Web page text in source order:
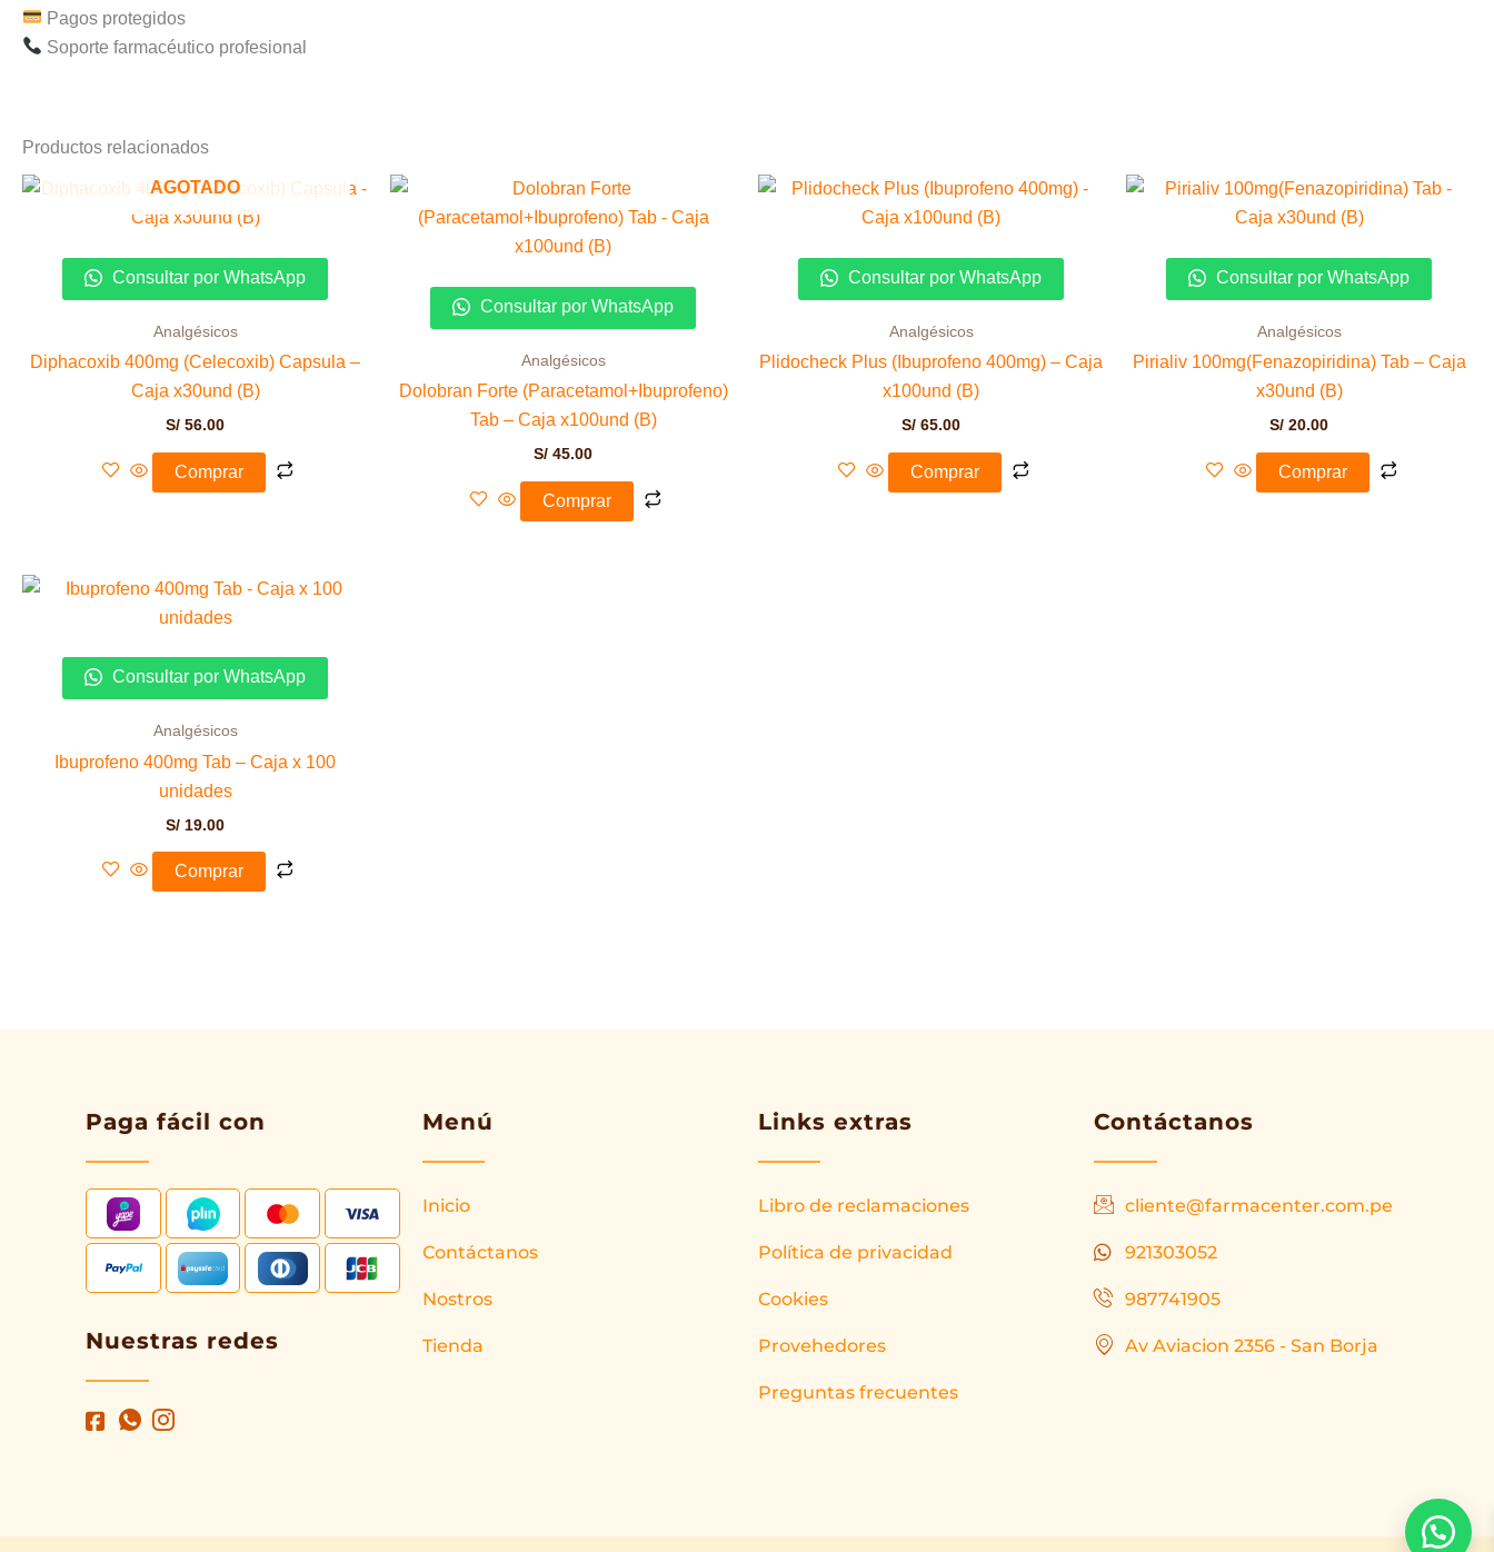
Pagos protegidos
Soporte farmacéutico profesional
Productos relacionados
AGOTADO
Consultar por WhatsApp
Analgésicos
Diphacoxib 400mg (Celecoxib) Capsula –
Caja x30und (B)
S/ 56.00
Comprar
Consultar por WhatsApp
Analgésicos
Dolobran Forte (Paracetamol+Ibuprofeno)
Tab – Caja x100und (B)
S/ 45.00
Comprar
Consultar por WhatsApp
Analgésicos
Plidocheck Plus (Ibuprofeno 400mg) – Caja
x100und (B)
S/ 65.00
Comprar
Consultar por WhatsApp
Analgésicos
Pirialiv 100mg(Fenazopiridina) Tab – Caja
x30und (B)
S/ 20.00
Comprar
Consultar por WhatsApp
Analgésicos
Ibuprofeno 400mg Tab – Caja x 100
unidades
S/ 19.00
Comprar
Paga fácil con
Nuestras redes
Menú
Inicio
Contáctanos
Nostros
Tienda
Links extras
Libro de reclamaciones
Política de privacidad
Cookies
Provehedores
Preguntas frecuentes
Contáctanos
cliente@farmacenter.com.pe
921303052
987741905
Av Aviacion 2356 - San Borja